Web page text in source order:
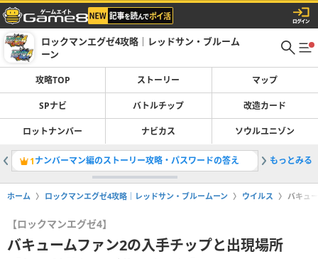
ロックマンエグゼ4攻略｜レッドサン・ブルーム
ーン
攻略TOP ストーリー マップ
SPナビ バトルチップ 改造カード
ロットナンバー ナビカス ソウルユニゾン
1ナンバーマン編のストーリー攻略・パスワードの答え 2アクア
もっとみる
ホーム ロックマンエグゼ4攻略｜レッドサン・ブルームーン ウイルス バキュ
【ロックマンエグゼ4】
バキュームファン2の入手チップと出現場所